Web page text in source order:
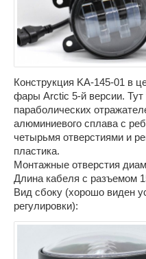
Конструкция KA-145-01 в
фары Arctic 5-й версии. Тут
параболических
алюминиевого сплава с
четырьмя отверстиями и
пластика.
Монтажные отверстия
Длина кабеля с разъемом
Вид сбоку (хорошо виден
регулировки):